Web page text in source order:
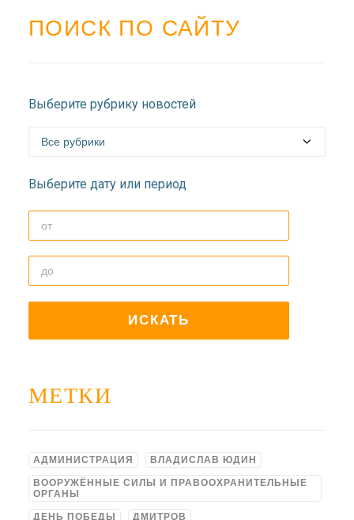
НОВОСТИ
ДОЛГОПРУДНЕНСКОЕ
СЕРГИЕВО-ПОСАДСКОЙ
ПОИСК ПО САЙТУ
Выберите рубрику новостей
Выберите дату или период
МЕТКИ
АДМИНИСТРАЦИЯ ВЛАДИСЛАВ ЮДИН
ВООРУЖЁННЫЕ СИЛЫ И ПРАВООХРАНИТЕЛЬНЫЕ
ОРГАНЫ
ДЕНЬ ПОБЕДЫ ДМИТРОВ